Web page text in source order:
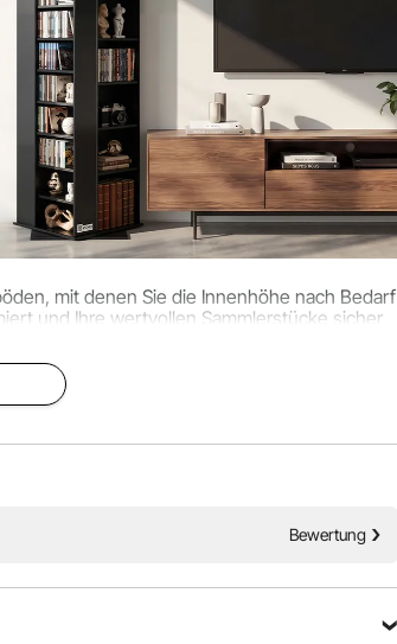
mit denen Sie die Innenhöhe nach Bedarf
und Ihre wertvollen Sammlerstücke sicher
Bewertung